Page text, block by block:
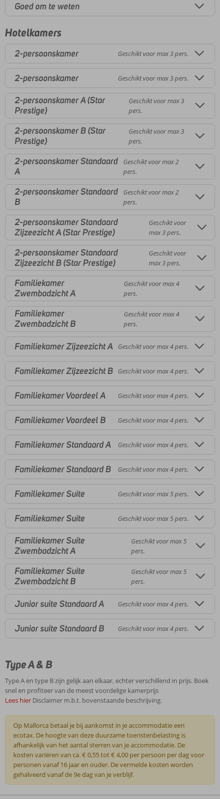
Goed om te weten
Hotelkamers
2-persoonskamer Geschikt voor max 3 pers.
2-persoonskamer Geschikt voor max 3 pers.
2-persoonskamer A (Star
Prestige)
Geschikt voor max 3
pers.
2-persoonskamer B (Star
Prestige)
Geschikt voor max 3
pers.
2-persoonskamer Standaard
A
Geschikt voor max 2
pers.
2-persoonskamer Standaard
B
Geschikt voor max 2
pers.
2-persoonskamer Standaard
Zijzeezicht A (Star Prestige)
Geschikt voor
max 3 pers.
2-persoonskamer Standaard
Zijzeezicht B (Star Prestige)
Geschikt voor
max 3 pers.
Familiekamer
Zwembadzicht A
Geschikt voor max 4
pers.
Familiekamer
Zwembadzicht B
Geschikt voor max 4
pers.
Familiekamer Zijzeezicht A Geschikt voor max 4 pers.
Familiekamer Zijzeezicht B Geschikt voor max 4 pers.
Familiekamer Voordeel A Geschikt voor max 4 pers.
Familiekamer Voordeel B Geschikt voor max 4 pers.
Familiekamer Standaard A Geschikt voor max 4 pers.
Familiekamer Standaard B Geschikt voor max 4 pers.
Familiekamer Suite Geschikt voor max 5 pers.
Familiekamer Suite Geschikt voor max 5 pers.
Familiekamer Suite
Zwembadzicht A
Geschikt voor max 5
pers.
Familiekamer Suite
Zwembadzicht B
Geschikt voor max 5
pers.
Junior suite Standaard A Geschikt voor max 4 pers.
Junior suite Standaard B Geschikt voor max 4 pers.
Type A & B
Type A en type B zijn gelijk aan elkaar, echter verschillend in prijs. Boek
snel en profiteer van de meest voordelige kamerprijs
Lees hier Disclaimer m.b.t. bovenstaande beschrijving.
Op Mallorca betaal je bij aankomst in je accommodatie een
ecotax. De hoogte van deze duurzame toeristenbelasting is
afhankelijk van het aantal sterren van je accommodatie. De
kosten variëren van ca. € 0,55 tot € 4,00 per persoon per dag voor
personen vanaf 16 jaar en ouder. De vermelde kosten worden
gehalveerd vanaf de 9e dag van je verblijf.